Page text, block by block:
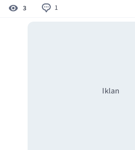
3 1
Iklan